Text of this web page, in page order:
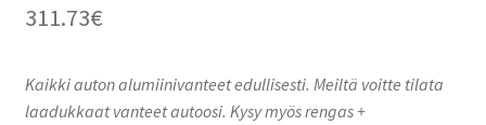
311.73€
Kaikki auton alumiinivanteet edullisesti. Meiltä voitte tilata
laadukkaat vanteet autoosi. Kysy myös rengas +